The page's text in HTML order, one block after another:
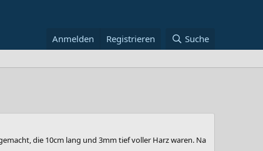
Anmelden Registrieren Suche
die 10cm lang und 3mm tief voller Harz waren. Na